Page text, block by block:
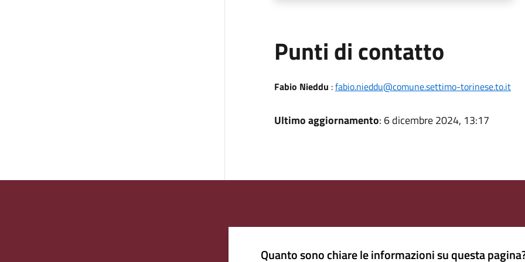
Punti di contatto
Fabio Nieddu :fabio.nieddu@comune.settimo-torinese.to.it
Ultimo aggiornamento: 6 dicembre 2024, 13:17
Quanto sono chiare le informazioni su questa